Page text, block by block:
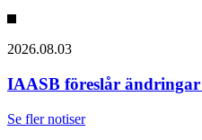
2026.08.03
IAASB föreslår
Se fler notiser